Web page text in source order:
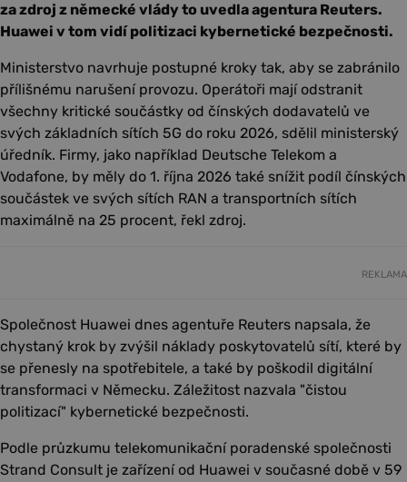
za zdroj z německé vlády to uvedla agentura Reuters.
Huawei v tom vidí politizaci kybernetické bezpečnosti.
Ministerstvo navrhuje postupné kroky tak, aby se zabránilo
přílišnému narušení provozu. Operátoři mají odstranit
všechny kritické součástky od čínských dodavatelů ve
svých základních sítích 5G do roku 2026, sdělil ministerský
úředník. Firmy, jako například Deutsche Telekom a
Vodafone, by měly do 1. října 2026 také snížit podíl čínských
součástek ve svých sítích RAN a transportních sítích
maximálně na 25 procent, řekl zdroj.
REKLAMA
Společnost Huawei dnes agentuře Reuters napsala, že
chystaný krok by zvýšil náklady poskytovatelů sítí, které by
se přenesly na spotřebitele, a také by poškodil digitální
transformaci v Německu. Záležitost nazvala "čistou
politizací" kybernetické bezpečnosti.
Podle průzkumu telekomunikační poradenské společnosti
Strand Consult je zařízení od Huawei v současné době v 59